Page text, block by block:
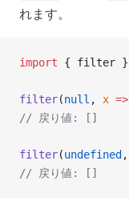
れます。
import { filter }
filter(null , x =>
// 戻り値: []
filter(undefined ,
// 戻り値: []